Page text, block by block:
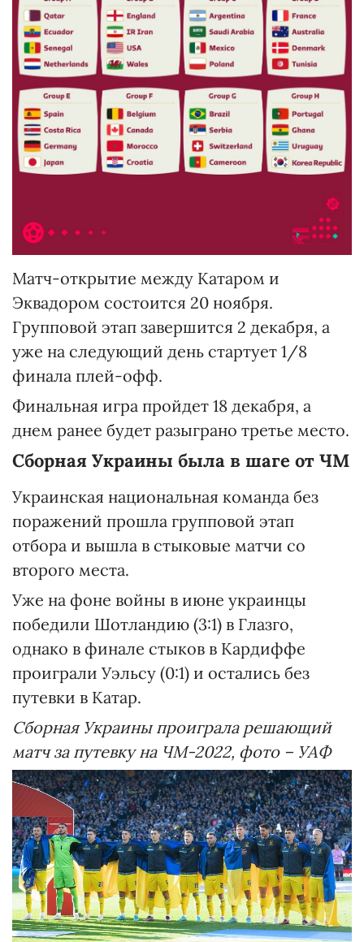
Матч-открытие между Катаром и
Эквадором состоится 20 ноября.
Групповой этап завершится 2 декабря, а
уже на следующий день стартует 1/8
финала плей-офф.
Финальная игра пройдет 18 декабря, а
днем ранее будет разыграно третье место.
Сборная Украины была в шаге от ЧМ
Украинская национальная команда без
поражений прошла групповой этап
отбора и вышла в стыковые матчи со
второго места.
Уже на фоне войны в июне украинцы
победили Шотландию (3:1) в Глазго,
однако в финале стыков в Кардиффе
проиграли Уэльсу (0:1) и остались без
путевки в Катар.
Сборная Украины проиграла решающий
матч за путевку на ЧМ-2022, фото – УАФ